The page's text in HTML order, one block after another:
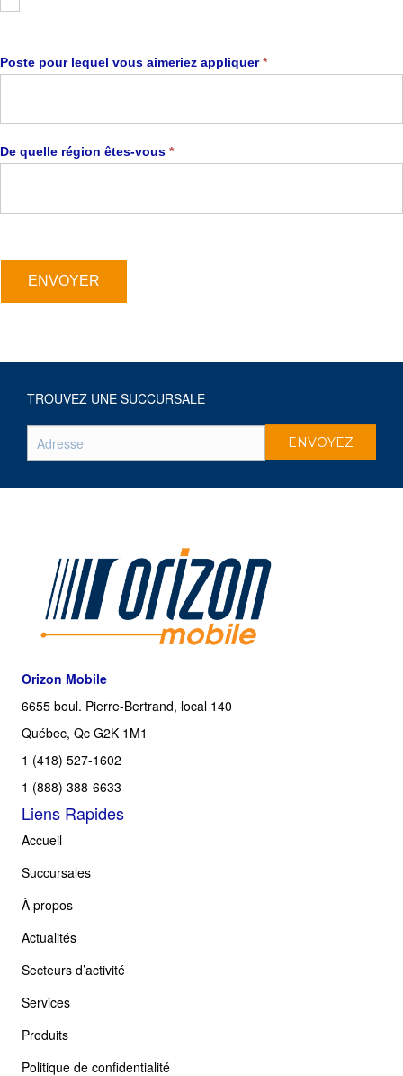
Poste pour lequel vous aimeriez appliquer*
De quelle région êtes-vous *
ENVOYER
TROUVEZ UNE SUCCURSALE
Orizon Mobile
6655 boul. Pierre-Bertrand, local 140
Québec, Qc G2K 1M1
1 (418) 527-1602
1 (888) 388-6633
Liens Rapides
Accueil
Succursales
À propos
Actualités
Secteurs d’activité
Services
Produits
Politique de confidentialité